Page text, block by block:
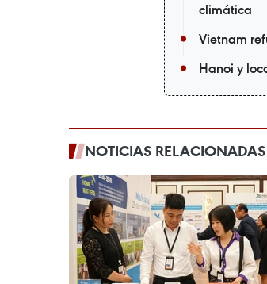
climática
Vietnam
Hanoi y
NOTICIAS RELACIONADAS